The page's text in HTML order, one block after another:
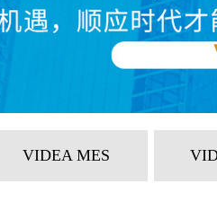
VIDEA MES